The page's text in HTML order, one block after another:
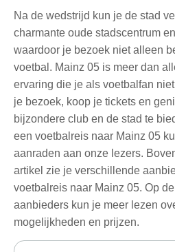
Na de wedstrijd kun je de stad
charmante oude stadscentrum
waardoor je bezoek niet alleen
voetbal. Mainz 05 is meer dan
ervaring die je als voetbalfan
je bezoek, koop je tickets en
bijzondere club en de stad te
een voetbalreis naar Mainz 05
aanraden aan onze lezers.
artikel zie je verschillende
voetbalreis naar Mainz 05. Op
aanbieders kun je meer lezen
mogelijkheden en prijzen.